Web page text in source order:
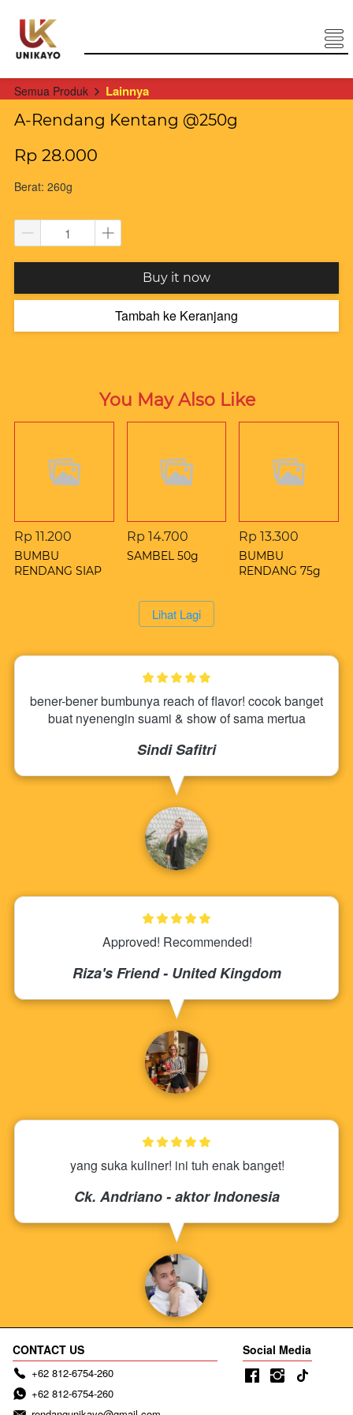
Semua Produk Lainnya
A-Rendang Kentang @250g
Rp 28.000
Berat: 260g
`Buy it now
`
Tambah ke Keranjang
You May Also Like
Rp 11.200
BUMBU
RENDANG SIAP
Rp 14.700
SAMBEL 50g
Rp 13.300
BUMBU
RENDANG 75g
`Lihat Lagi
bener-bener bumbunya reach of flavor! cocok banget
buat nyenengin suami & show of sama mertua
Sindi Safitri
Approved! Recommended!
Riza's Friend - United Kingdom
yang suka kuliner! ini tuh enak banget!
Ck. Andriano - aktor Indonesia
CONTACT US
+62 812-6754-260
+62 812-6754-260
Social Media